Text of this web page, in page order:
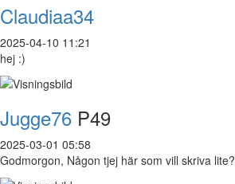
Claudiaa34
2025-04-10 11:21
hej :)
Jugge76 P49
2025-03-01 05:58
Godmorgon, Någon tjej här som vill skriva lite?